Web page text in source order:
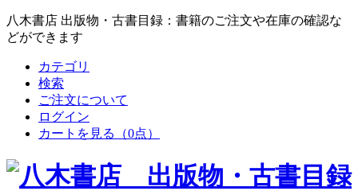
八木書店 出版物・古書目録：書籍のご注文や在庫の確認な
どができます
カテゴリ
検索
ご注文について
ログイン
カートを見る
（0点）